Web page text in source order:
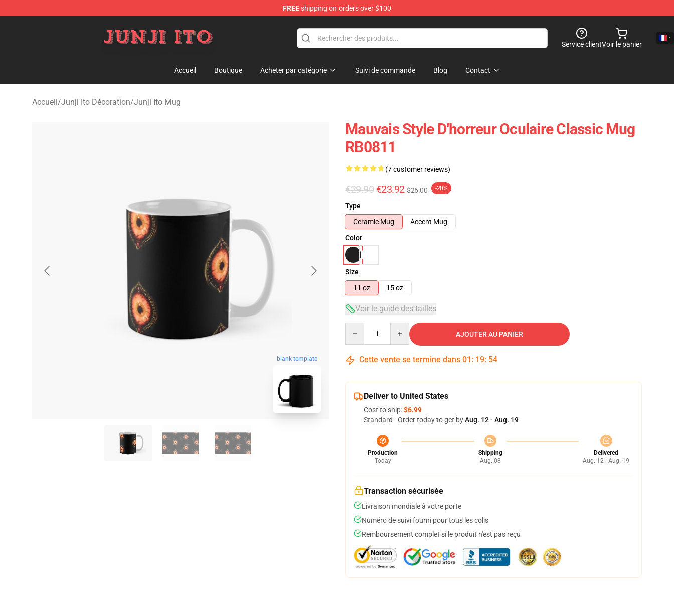
FREEshipping on orders over $100
Service clientVoir le panier
Accueil Boutique Acheter par catégorie Suivi de commande Blog Contact
Accueil/Junji Ito Décoration/Junji Ito Mug
blank template
Mauvais Style D'horreur Oculaire Classic Mug
RB0811
(7 customer reviews)
€29.90 €23.92 $26.00 -20%
Type
Ceramic Mug
Accent Mug
Color
Size
11 oz
15 oz
Voir le guide des tailles
AJOUTER AU PANIER
Cette vente se termine dans 01 : 19: 53
Deliver to United States
Cost to ship:$6.99
Standard - Order today to get byAug. 12 - Aug. 19
Production
Today
Shipping
Aug. 08
Delivered
Aug. 12 - Aug. 19
Transaction sécurisée
Livraison mondiale à votre porte
Numéro de suivi fourni pour tous les colis
Remboursement complet si le produit n'est pas reçu